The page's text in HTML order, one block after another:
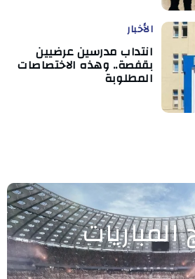
الأخبار
انتداب مدرسين عرضيين
بقفصة.. وهذه الاختصاصات
المطلوبة
المباريات